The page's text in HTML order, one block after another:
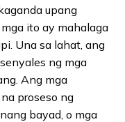
upang
ito ay mahalaga
Una sa lahat, ang
ng mga
Ang mga
proseso ng
bayad, o mga